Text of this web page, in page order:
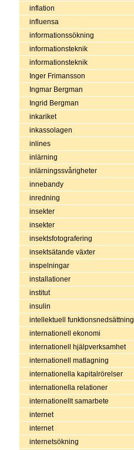
inflation
influensa
informationssökning
informationsteknik
informationsteknik
Inger Frimansson
Ingmar Bergman
Ingrid Bergman
inkariket
inkassolagen
inlines
inlärning
inlärningssvårigheter
innebandy
inredning
insekter
insekter
insektsfotografering
insektsätande växter
inspelningar
installationer
institut
insulin
intellektuell funktionsnedsättning
internationell ekonomi
internationell hjälpverksamhet
internationell matlagning
internationella kapitalrörelser
internationella relationer
internationellt samarbete
internet
internet
internetsökning